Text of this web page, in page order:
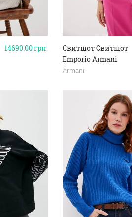
14690.00грн.
Свитшот Свитшот
Emporio Armani
Armani